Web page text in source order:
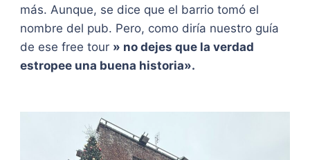
más. Aunque, se dice que el barrio tomó el
nombre del pub. Pero, como diría nuestro guía
de ese free tour » no dejes que la verdad
estropee una buena historia».